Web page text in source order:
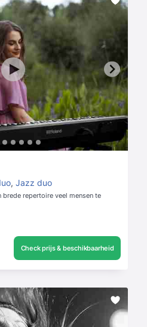
, Jazz duo
repertoire veel mensen te
Check prijs & beschikbaarheid